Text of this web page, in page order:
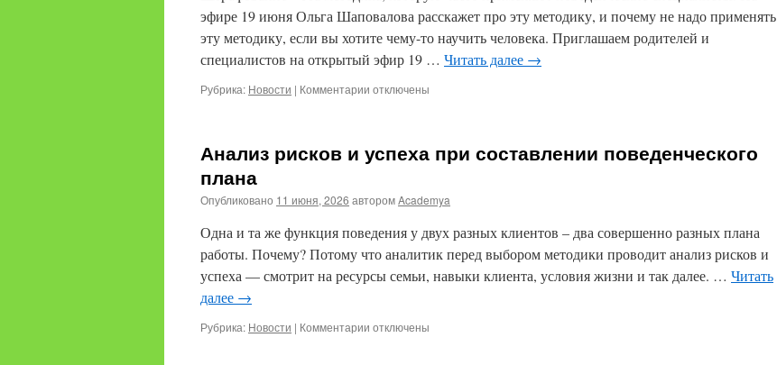
эфире 19 июня Ольга Шаповалова расскажет про эту методику, и почему не надо применять
эту методику, если вы хотите чему-то научить человека. Приглашаем родителей и
специалистов на открытый эфир 19 … Читать далее →
Рубрика: Новости | Комментарии к
штрафование
отключены
Анализ рисков и успеха при составлении поведенческого
плана
Опубликовано 11 июня, 2026 авторомAcademya
Одна и та же функция поведения у двух разных клиентов – два совершенно разных плана
работы. Почему? Потому что аналитик перед выбором методики проводит анализ рисков и
успеха — смотрит на ресурсы семьи, навыки клиента, условия жизни и так далее. … Читать
далее →
Рубрика: Новости | Комментарии котключены